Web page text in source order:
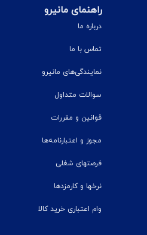
راهنمای مانیرو
درباره ما
تماس با ما
نمایندگی‌های مانیرو
سوالات متداول
قوانین و مقررات
مجوز و اعتبارنامه‌ها
فرصتهای شغلی
نرخ‎ها و کارمزدها
وام اعتباری خرید کالا